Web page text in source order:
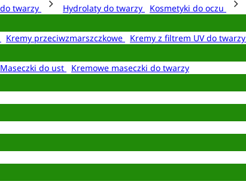
twarzy Hydrolaty do twarzy Kosmetyki do oczu
Kremy przeciwzmarszczkowe Kremy z filtrem UV do twarzy
Maseczki do ust
Kremowe maseczki do twarzy